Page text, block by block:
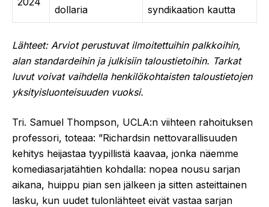
dollaria
syndikaation kautta
Lähteet: Arviot perustuvat ilmoitettuihin palkkoihin,
alan standardeihin ja julkisiin taloustietoihin. Tarkat
luvut voivat vaihdella henkilökohtaisten taloustietojen
yksityisluonteisuuden vuoksi.
Tri. Samuel Thompson, UCLA:n viihteen rahoituksen
professori, toteaa: ”Richardsin nettovarallisuuden
kehitys heijastaa tyypillistä kaavaa, jonka näemme
komediasarjatähtien kohdalla: nopea nousu sarjan
aikana, huippu pian sen jälkeen ja sitten asteittainen
lasku, kun uudet tulonlähteet eivät vastaa sarjan